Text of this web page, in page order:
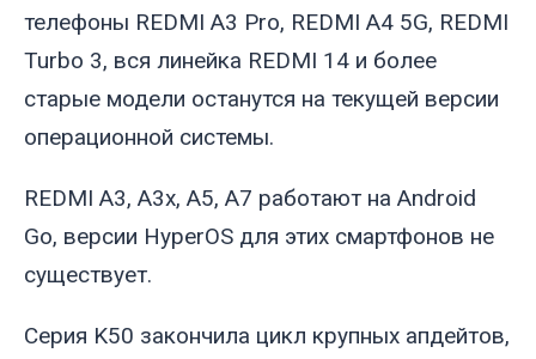
телефоны REDMI A3 Pro, REDMI A4 5G, REDMI
Turbo 3, вся линейка REDMI 14 и более
старые модели останутся на текущей версии
операционной системы.
REDMI A3, A3x, A5, A7 работают на Android
Go, версии HyperOS для этих смартфонов не
существует.
Серия K50 закончила цикл крупных апдейтов,